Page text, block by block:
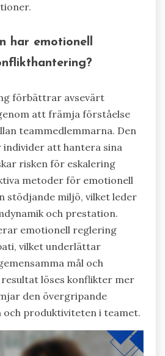
har emotionell
förbättrar avsevärt
att främja förståelse
teammedlemmarna. Den
att hantera sina
risken för eskalering
metoder för emotionell
stödjande miljö, vilket leder
och prestation.
emotionell reglering
vilket underlättar
mål och
löses konflikter mer
den övergripande
och produktiviteten i teamet.